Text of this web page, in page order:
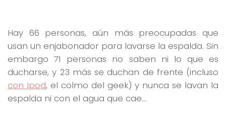
Hay 66 personas, aún más preocupadas que
usan un enjabonador para lavarse la espalda. Sin
embargo 71 personas no saben ni lo que es
ducharse, y 23 más se duchan de frente (incluso
con Ipod, el colmo del geek) y nunca se lavan la
espalda ni con el agua que cae…